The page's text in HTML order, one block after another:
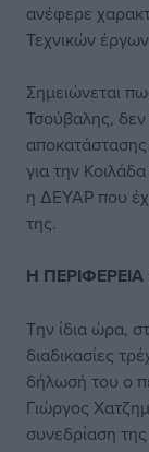
ανέφερε
Τεχνικών
Σημειώνεται
Τσούβαλης, δεν
για την
η ΔΕΥΑΡ που
της.
Η ΠΕΡΙΦΕΡΕΙΑ
Την ίδια ώρα,
διαδικασίες
δήλωσή του ο
Γιώργος
συνεδρίαση